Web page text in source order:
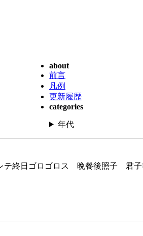
about
前言
凡例
更新履歴
categories
年代
終日ゴロゴロス 晩餐後照子 君子